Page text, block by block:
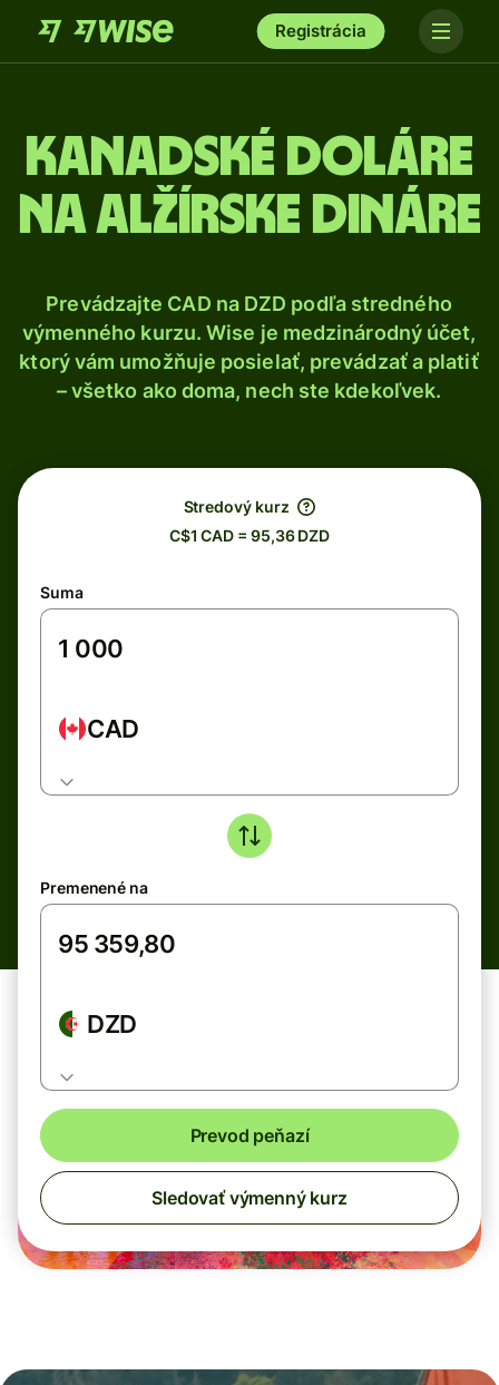
Registrácia
Kanadské doláre
na alžírske dináre
Prevádzajte CAD na DZD podľa stredného
výmenného kurzu. Wise je medzinárodný účet,
ktorý vám umožňuje posielať, prevádzať a platiť
– všetko ako doma, nech ste kdekoľvek.
Stredový kurz
C$1 CAD = 95,36 DZD
Suma
CAD
Premenené na
DZD
Prevod peňazí
Sledovať výmenný kurz